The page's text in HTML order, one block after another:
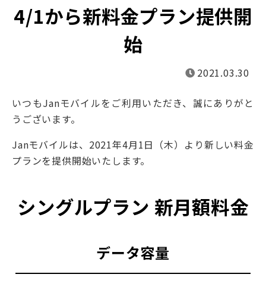
4/1から新料金プラン提供開
始
2021.03.30
いつもJanモバイルをご利用いただき、誠にありがと
うございます。
Janモバイルは、2021年4月1日（木）より新しい料金
プランを提供開始いたします。
シングルプラン 新月額料金
データ容量